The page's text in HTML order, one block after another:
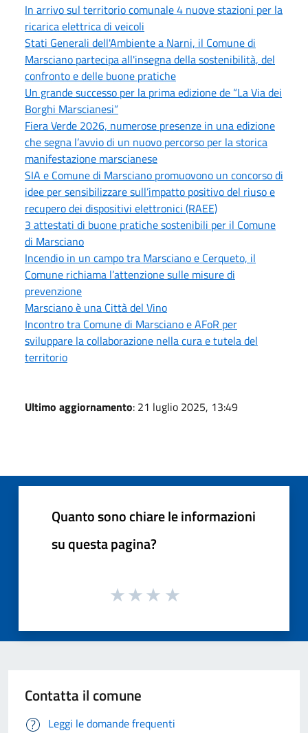
In arrivo sul territorio comunale 4 nuove stazioni per la
ricarica elettrica di veicoli
Stati Generali dell'Ambiente a Narni, il Comune di
Marsciano partecipa all'insegna della sostenibilità, del
confronto e delle buone pratiche
Un grande successo per la prima edizione de “La Via dei
Borghi Marscianesi”
Fiera Verde 2026, numerose presenze in una edizione
che segna l’avvio di un nuovo percorso per la storica
manifestazione marscianese
SIA e Comune di Marsciano promuovono un concorso di
idee per sensibilizzare sull’impatto positivo del riuso e
recupero dei dispositivi elettronici (RAEE)
3 attestati di buone pratiche sostenibili per il Comune
di Marsciano
Incendio in un campo tra Marsciano e Cerqueto, il
Comune richiama l’attenzione sulle misure di
prevenzione
Marsciano è una Città del Vino
Incontro tra Comune di Marsciano e AFoR per
sviluppare la collaborazione nella cura e tutela del
territorio
Ultimo aggiornamento: 21 luglio 2025, 13:49
Quanto sono chiare le informazioni
su questa pagina?
Contatta il comune
Leggi le domande frequenti